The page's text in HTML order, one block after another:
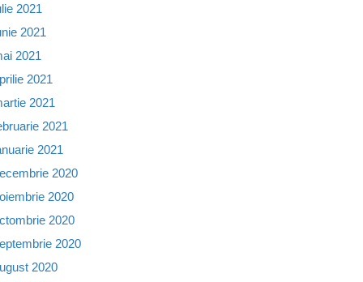
2021
2021
2021
2021
2021
2021
2021
2020
2020
2020
2020
2020